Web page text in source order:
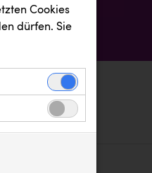
Cookies
dürfen. Sie